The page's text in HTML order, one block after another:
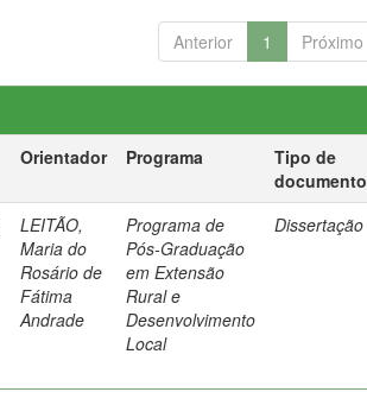
Anterior 1 Próximo
Orientador Programa
Tipo de
documento
LEITÃO,
Maria do
Rosário de
Fátima
Andrade
Programa de
Pós-Graduação
em Extensão
Rural e
Desenvolvimento
Local
Dissertação